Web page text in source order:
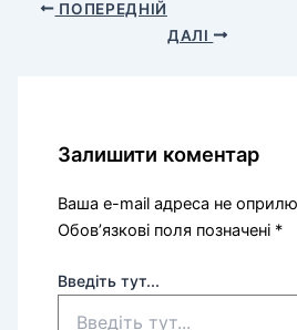
ПОПЕРЕДНІЙ
ДАЛІ
Залишити коментар
Ваша e-mail адреса не
Обов’язкові поля позначені *
Введіть тут...